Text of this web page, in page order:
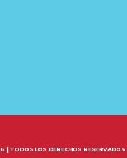
| TODOS LOS DERECHOS RESERVADOS.